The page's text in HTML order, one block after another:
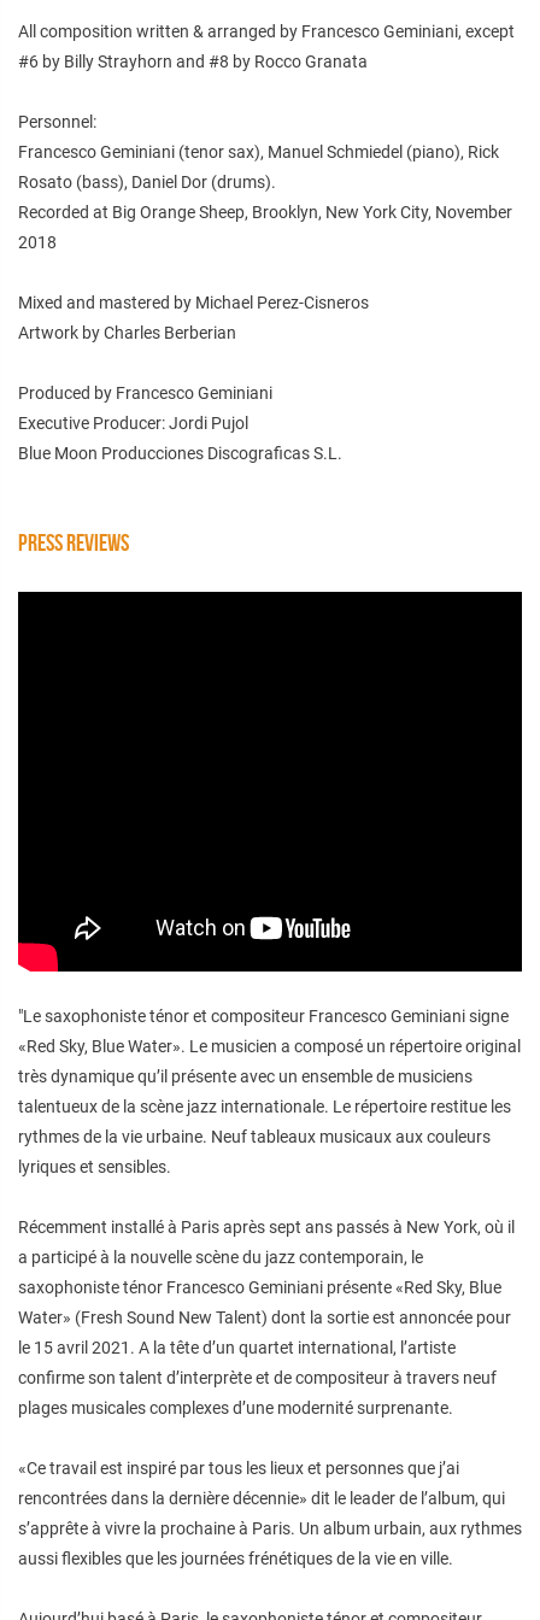
All composition written & arranged by Francesco Geminiani, except
#6 by Billy Strayhorn and #8 by Rocco Granata
Personnel:
Francesco Geminiani (tenor sax), Manuel Schmiedel (piano), Rick
Rosato (bass), Daniel Dor (drums).
Recorded at Big Orange Sheep, Brooklyn, New York City, November
2018
Mixed and mastered by Michael Perez-Cisneros
Artwork by Charles Berberian
Produced by Francesco Geminiani
Executive Producer: Jordi Pujol
Blue Moon Producciones Discograficas S.L.
PRESS REVIEWS
"Le saxophoniste ténor et compositeur Francesco Geminiani signe
«Red Sky, Blue Water». Le musicien a composé un répertoire original
très dynamique qu’il présente avec un ensemble de musiciens
talentueux de la scène jazz internationale. Le répertoire restitue les
rythmes de la vie urbaine. Neuf tableaux musicaux aux couleurs
lyriques et sensibles.
Récemment installé à Paris après sept ans passés à New York, où il
a participé à la nouvelle scène du jazz contemporain, le
saxophoniste ténor Francesco Geminiani présente «Red Sky, Blue
Water» (Fresh Sound New Talent) dont la sortie est annoncée pour
le 15 avril 2021. A la tête d’un quartet international, l’artiste
confirme son talent d’interprète et de compositeur à travers neuf
plages musicales complexes d’une modernité surprenante.
«Ce travail est inspiré par tous les lieux et personnes que j’ai
rencontrées dans la dernière décennie» dit le leader de l’album, qui
s’apprête à vivre la prochaine à Paris. Un album urbain, aux rythmes
aussi flexibles que les journées frénétiques de la vie en ville.